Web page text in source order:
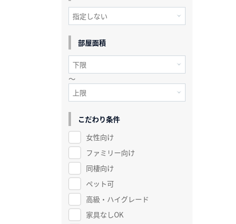
部屋面積
～
こだわり条件
女性向け
ファミリー向け
同棲向け
ペット可
高級・ハイグレード
家具なしOK